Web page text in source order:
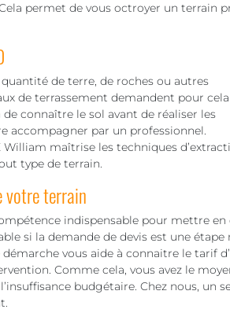
permet de vous octroyer un terrain
de terre, de roches ou autres
de terrassement demandent pour
connaître le sol avant de réaliser les
accompagner par un professionnel.
maîtrise les techniques
type de terrain.
votre terrain
indispensable pour mettre
si la demande de devis est une étape
vous aide à connaitre le tarif
Comme cela, vous avez le
budgétaire. Chez nous, un